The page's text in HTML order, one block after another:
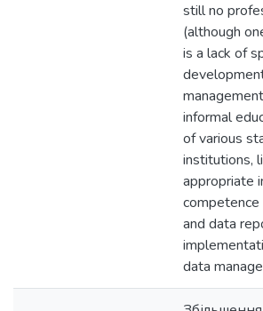
still no
(although
is a lack of
informal
of various
institutions,
appropriate
and data
data